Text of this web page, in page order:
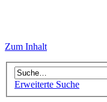
Zum Inhalt
Erweiterte Suche